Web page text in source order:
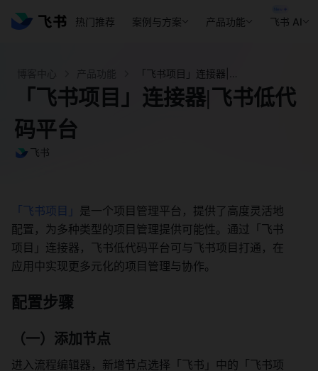
热门推荐 案例与方案 产品功能 飞书 AI
「飞书项目」连接器|飞书低代
码平台
飞书
「飞书项目」 是一个项目管理平台，提供了高度灵活地
配置，为多种类型的项目管理提供可能性。通过「飞书
项目」连接器，飞书低代码平台可与飞书项目打通，在
应用中实现更多元化的项目管理与协作。
配置步骤
（一）添加节点
进入流程编辑器，新增节点选择「飞书」中的「飞书项